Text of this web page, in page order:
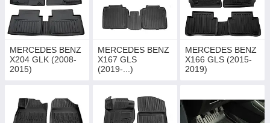
MERCEDES BENZ
X204 GLK (2008-
2015)
MERCEDES BENZ
X167 GLS
(2019-...)
MERCEDES BENZ
X166 GLS (2015-
2019)